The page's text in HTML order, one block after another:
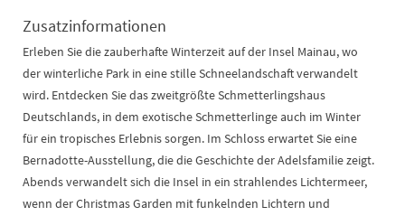
Zusatzinformationen
Erleben Sie die zauberhafte Winterzeit auf der Insel Mainau, wo
der winterliche Park in eine stille Schneelandschaft verwandelt
wird. Entdecken Sie das zweitgrößte Schmetterlingshaus
Deutschlands, in dem exotische Schmetterlinge auch im Winter
für ein tropisches Erlebnis sorgen. Im Schloss erwartet Sie eine
Bernadotte-Ausstellung, die die Geschichte der Adelsfamilie zeigt.
Abends verwandelt sich die Insel in ein strahlendes Lichtermeer,
wenn der Christmas Garden mit funkelnden Lichtern und